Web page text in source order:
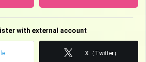
カンパニー』……ディパーチャ 役
』……川上 役
リ『バトルブレイブ』
主役
with external account
X（Twitter）